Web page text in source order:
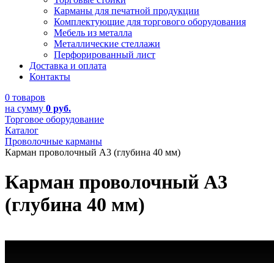
Карманы для печатной продукции
Комплектующие для торгового оборудования
Мебель из металла
Металлические стеллажи
Перфорированный лист
Доставка и оплата
Контакты
0 товаров
на сумму 0 руб.
Торговое оборудование
Каталог
Проволочные карманы
Карман проволочный А3 (глубина 40 мм)
Карман проволочный А3
(глубина 40 мм)